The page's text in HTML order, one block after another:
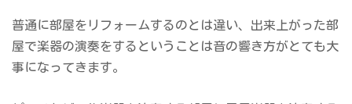
普通に部屋をリフォームするのとは違い、出来上がった部
屋で楽器の演奏をするということは音の響き方がとても大
事になってきます。